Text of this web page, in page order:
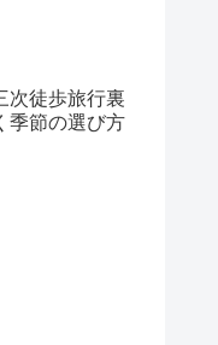
次徒歩旅行裏
季節の選び方